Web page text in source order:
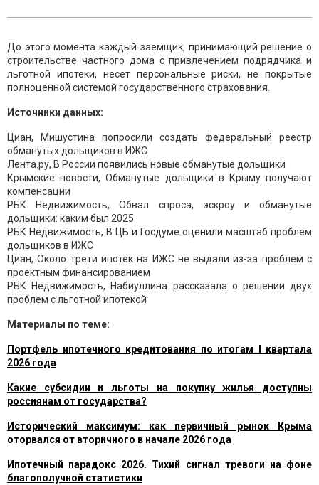
До этого момента каждый заемщик, принимающий решение о
строительстве частного дома с привлечением подрядчика и
льготной ипотеки, несет персональные риски, не покрытые
полноценной системой государственного страхования.
Источники данных:
Циан, Мишустина попросили создать федеральный реестр
обманутых дольщиков в ИЖС
Лента.ру, В России появились новые обманутые дольщики
Крымские новости, Обманутые дольщики в Крыму получают
компенсации
РБК Недвижимость, Обвал спроса, эскроу и обманутые
дольщики: каким был 2025
РБК Недвижимость, В ЦБ и Госдуме оценили масштаб проблем
дольщиков в ИЖС
Циан, Около трети ипотек на ИЖС не выдали из-за проблем с
проектным финансированием
РБК Недвижимость, Набиуллина рассказала о решении двух
проблем с льготной ипотекой
Материалы по теме:
Портфель ипотечного кредитования по итогам I квартала
2026 года
Какие субсидии и льготы на покупку жилья доступны
россиянам от государства?
Исторический максимум: как первичный рынок Крыма
оторвался от вторичного в начале 2026 года
Ипотечный парадокс 2026. Тихий сигнал тревоги на фоне
благополучной статистики